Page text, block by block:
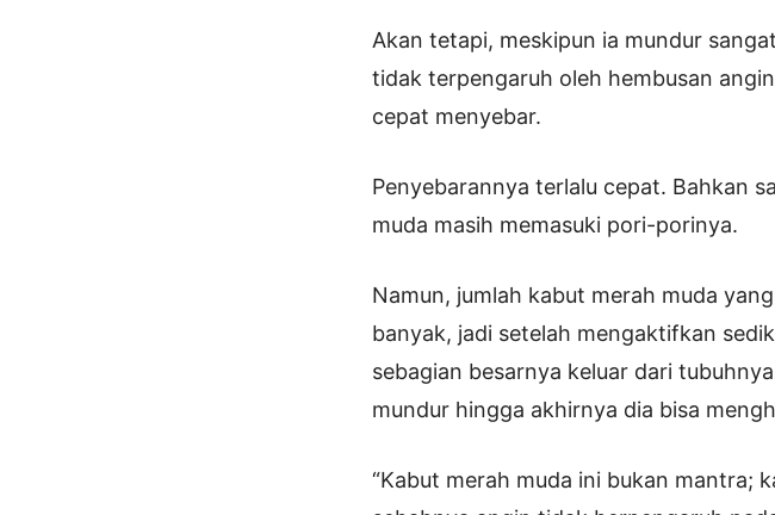
Akan tetapi, meskipun ia mundur
tidak terpengaruh oleh hembusan
cepat menyebar.
Penyebarannya terlalu cepat. Bahkan
muda masih memasuki pori-porinya.
Namun, jumlah kabut merah muda
banyak, jadi setelah mengaktifkan
sebagian besarnya keluar dari
mundur hingga akhirnya dia bisa
“Kabut merah muda ini bukan mantra;